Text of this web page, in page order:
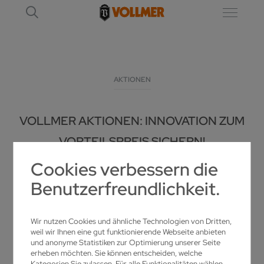
Cookies verbessern die
Benutzerfreundlichkeit.
Wir nutzen Cookies und ähnliche Technologien von Dritten,
weil wir Ihnen eine gut funktionierende Webseite anbieten
und anonyme Statistiken zur Optimierung unserer Seite
erheben möchten. Sie können entscheiden, welche
AKTIONEN
VOLLMER AKTIONEN: INNOVATION ZUM
VORTEILSPREIS SICHERN!
Aktionen rund um Präzisionsschärfmaschinen
und Serviceleistungen! Ob attraktive Rabatte,
zeitlich limitierte Sonderangebote oder